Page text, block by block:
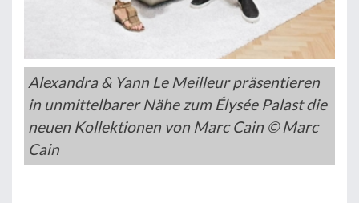
Alexandra & Yann Le Meilleur präsentieren
in unmittelbarer Nähe zum Élysée Palast die
neuen Kollektionen von Marc Cain © Marc
Cain